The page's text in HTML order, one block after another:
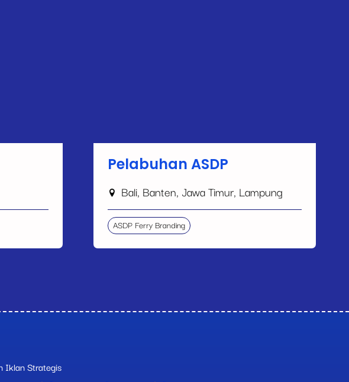
Pelabuhan ASDP
Bali, Banten, Jawa Timur, Lampung
ASDP Ferry Branding
Iklan Strategis